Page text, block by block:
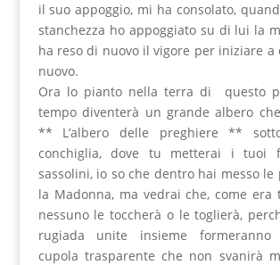
il suo appoggio, mi ha consolato,
stanchezza ho appoggiato su di lui la
ha reso di nuovo il vigore per iniziare a
nuovo.
Ora lo pianto nella terra di questo
tempo diventerà un grande albero
** L’albero delle preghiere **
conchiglia, dove tu metterai i
sassolini, io so che dentro hai messo
la Madonna, ma vedrai che, come era
nessuno le toccherà o le toglierà,
rugiada unite insieme
cupola trasparente che non svanirà